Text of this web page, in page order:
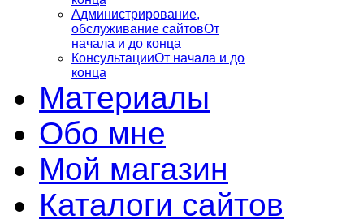
Администрирование,
обслуживание сайтовОт
начала и до конца
КонсультацииОт начала и до
конца
Материалы
Обо мне
Мой магазин
Каталоги сайтов